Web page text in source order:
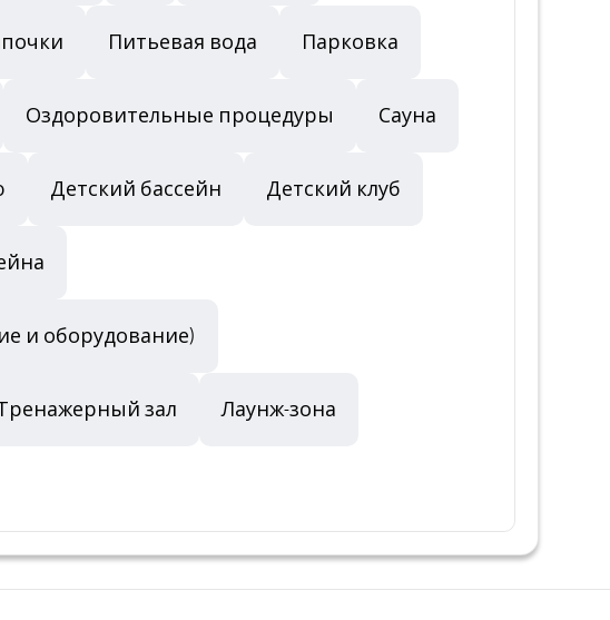
Питьевая вода Парковка
Оздоровительные процедуры Сауна
Детский бассейн Детский клуб
и оборудование)
зал Лаунж-зона